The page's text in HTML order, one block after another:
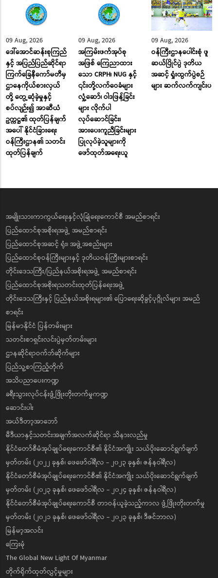
09 Aug, 2026
ဒေါ်အောင်ဆန်းစုကြည်
နှင့် အပြည်ပြည်ဆိုင်ရာ
ကြက်ခြေနီကော်မတီမှ
ဌာနေကိုယ်စားလှယ်
တို့ တွေ့ဆုံခဲ့မှုနှင့်
စပ်လျဉ်း၍ အာဆီယံ
ဥက္ကဋ္ဌ၏ ထုတ်ပြန်ချက်
အပေါ် နိုင်ငံခြားရေး
ဝန်ကြီးဌာန၏ သတင်း
ထုတ်ပြန်ချက်
09 Aug, 2026
အကြမ်းဖက်အုပ်စု
အဖြစ် ကြေညာထား
သော CRPH၊ NUG နှင့်
၎င်းတို့လက်ဝေခံများ
လှုံ့ဆော်၊ ဝါဒဖြန့်ခြင်း
များ လိုက်ပါ
လုပ်ဆောင်ခြင်း၊
အားပေးကူညီခြင်းများ
ပြုလုပ်ခဲ့သူများကို
ဖော်ထုတ်အရေးယူ
09 Aug, 2026
ဝန်ကြီးဌာနပေါင်းစုံ ဖူ
ဆယ်ပြိုင်ပွဲ ဒုတိယ
အဆင့် ရှုံးထွက်ပွဲစဉ်
များ ဆက်လက်ကျင်းပ
အမျိုးသားကာကွယ်ရေးနှင့်လုံခြုံရေးကောင်စီ အမည်စာရင်း
ပြည်ထောင်စုအစိုးရအဖွဲ့ အမည်စာရင်း
ပြည်ထောင်စုအဆင့် ရုံး၊ အဖွဲ့အစည်းများ
ပြည်ထောင်စုဝန်ကြီးများနှင့် ဒုတိယဝန်ကြီးများစာရင်း
တိုင်းဒေသကြီး/ပြည်နယ်အစိုးရအဖွဲ့ အမည်စာရင်း
ပြည်ထောင်စုအစိုးရသတင်းထုတ်ပြန်ရေးအဖွဲ့
တိုင်းဒေသကြီးနှင့် ပြည်နယ်အစိုးရများ၏ ပြောရေးဆိုခွင့်ပုဂ္ဂိုလ်များ အမည်
စာရင်း
မြန်မာနိုင်ငံ ပြန်တမ်းများ
သတင်းစာရှင်းလင်းပွဲမှတ်တမ်းများ
ဌာနဆိုင်ရာဝက်ဘ်ဆိုက်များ
ပြည်သူ့စာကြည့်တိုက်
အသိပညာပေးကဏ္ဍ
ခရီးသွားလုပ်ငန်းဖွံ့ဖြိုးတိုးတက်မှုကဏ္ဍ
ဆောင်းပါး
အယ်ဒီတာ့အာဘော်
မီဒီယာနှင့်သတင်းအချက်အလက်ဆိုင်ရာ သိနားလည်မှု
နိုင်ငံတော်စီမံအုပ်ချုပ်ရေးကောင်စီ၏ နိုင်ငံအကျိုး သယ်ပိုးဆောင်ရွက်ချက်
မှတ်တမ်း (၂၀၂၂ ခုနှစ်၊ ဖေဖော်ဝါရီလ - ၂၀၂၃ ခုနှစ်၊ ဇန်နဝါရီလ)
နိုင်ငံတော်စီမံအုပ်ချုပ်ရေးကောင်စီ၏ နိုင်ငံအကျိုး သယ်ပိုးဆောင်ရွက်ချက်
မှတ်တမ်း (၂၀၂၃ ခုနှစ်၊ ဖေဖော်ဝါရီလ - ၂၀၂၄ ခုနှစ်၊ ဇန်နဝါရီလ)
နိုင်ငံတော်စီမံအုပ်ချုပ်ရေးကောင်စီ တာဝန်ယူခဲ့သည့်ကာလ ဖွံ့ဖြိုးတိုးတက်မှု
မှတ်တမ်း (၂၀၂၁ ခုနှစ်၊ ဖေဖော်ဝါရီလ - ၂၀၂၃ ခုနှစ်၊ ဒီဇင်ဘာလ)
မြန်မာ့အလင်း
ကြေးမုံ
The Global New Light Of Myanmar
တိုက်ရိုက်ထုတ်လွှင့်မှုများ